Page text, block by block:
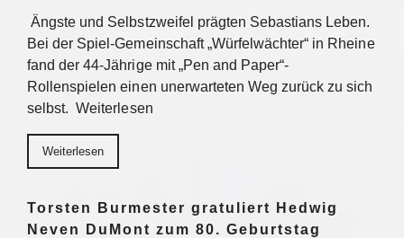
Ängste und Selbstzweifel prägten Sebastians Leben.
Bei der Spiel-Gemeinschaft „Würfelwächter“ in Rheine
fand der 44-Jährige mit „Pen and Paper“-
Rollenspielen einen unerwarteten Weg zurück zu sich
selbst. Weiterlesen
Weiterlesen
Torsten Burmester gratuliert Hedwig
Neven DuMont zum 80. Geburtstag